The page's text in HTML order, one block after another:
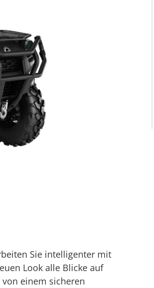
Sie intelligenter mit
Look alle Blicke auf
einem sicheren